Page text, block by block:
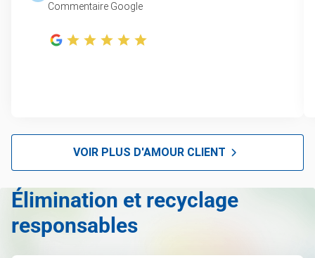
Commentaire Google
VOIR PLUS D'AMOUR CLIENT
Élimination et recyclage
responsables